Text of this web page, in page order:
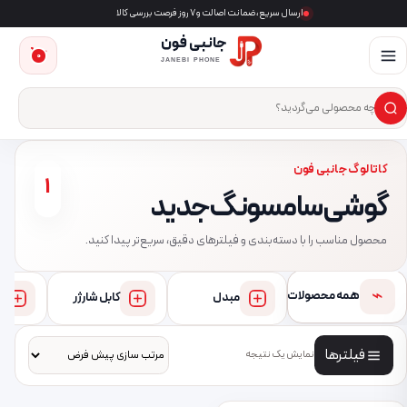
ارسال سریع، ضمانت اصالت و ۷ روز فرصت بررسی کالا
جانبی فون
JANEBI PHONE
جست‌وجوی محصول
×
0
کاتالوگ جانبی فون
گوشی سامسونگ جدید
محصول مناسب را با دسته‌بندی و فیلترهای دقیق، سریع‌تر پیدا کنید.
1
⌁ همه محصولات مبدل کابل شارژر
فیلترها نمایش یک نتیجه